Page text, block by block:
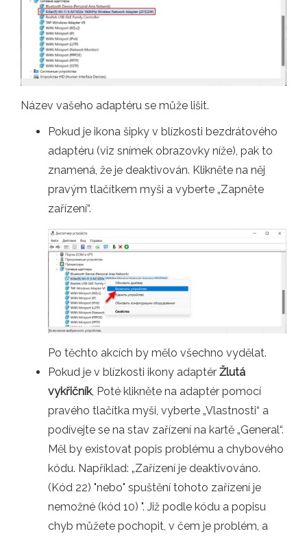
Název vašeho adaptéru se může lišit.
Pokud je ikona šipky v blízkosti bezdrátového
adaptéru (viz snímek obrazovky níže), pak to
znamená, že je deaktivován. Klikněte na něj
pravým tlačítkem myši a vyberte „Zapněte
zařízení“.
Po těchto akcích by mělo všechno vydělat.
Pokud je v blízkosti ikony adaptér Žlutá
vykřičník, Poté klikněte na adaptér pomocí
pravého tlačítka myši, vyberte „Vlastnosti“ a
podívejte se na stav zařízení na kartě „General“.
Měl by existovat popis problému a chybového
kódu. Například: „Zařízení je deaktivováno.
(Kód 22) "nebo" spuštění tohoto zařízení je
nemožné (kód 10) ". Již podle kódu a popisu
chyb můžete pochopit, v čem je problém, a